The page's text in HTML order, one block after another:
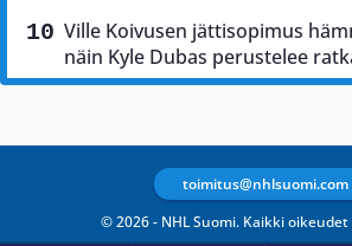
Ville Koivusen jättisopimus
näin Kyle Dubas perustelee
© 2026 - NHL Suomi. Kaikki
toimitus@nhlsuomi.com